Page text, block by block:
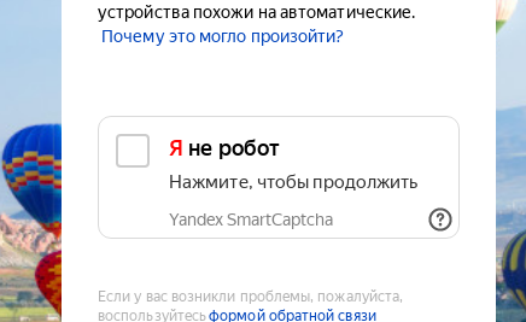
устройства похожи на автоматические.
Почему это могло произойти?
Я не робот
Нажмите, чтобы продолжить
Yandex SmartCaptcha
Если у вас возникли проблемы, пожалуйста,
воспользуйтесьформой обратной связи